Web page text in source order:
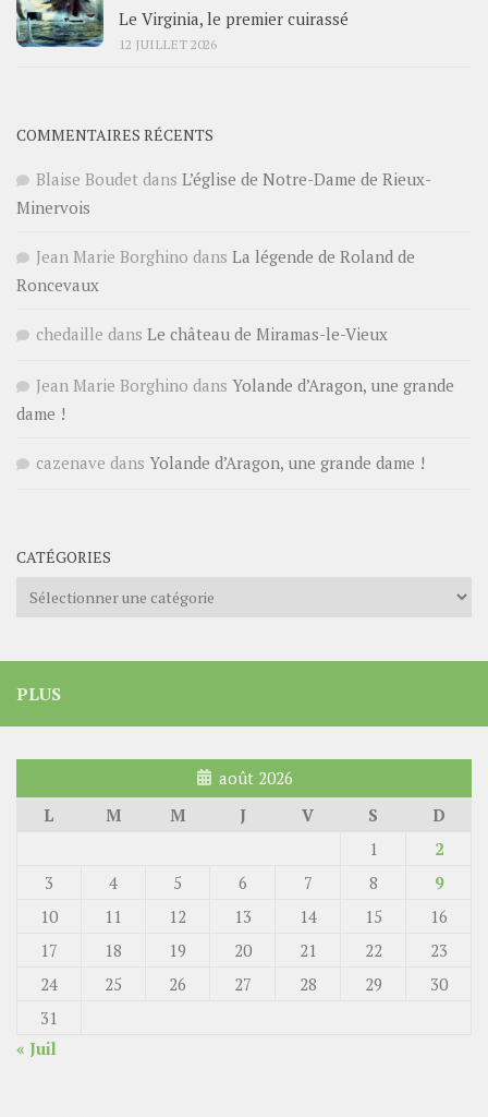
Le Virginia, le premier cuirassé
12 JUILLET 2026
COMMENTAIRES RÉCENTS
Blaise Boudet dans L’église de Notre-Dame de Rieux-
Minervois
Jean Marie Borghino dans La légende de Roland de
Roncevaux
chedaille dans Le château de Miramas-le-Vieux
Jean Marie Borghino dans Yolande d’Aragon, une grande
dame !
cazenave dans Yolande d’Aragon, une grande dame !
CATÉGORIES
Catégories
PLUS
août 2026
L
M M J V S
D
1
2
3
4 5 6 7 8
9
10
11 12 13 14 15
16
17
18 19 20 21 22
23
24
25 26 27 28 29
30
31
« Juil